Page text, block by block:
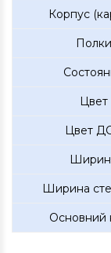
Корпус
Полки
Цвет
Цвет
Ширина
Основний